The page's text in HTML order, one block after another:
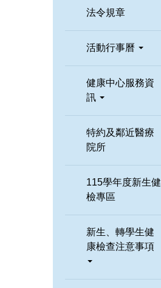
法令規章
活動行事曆
健康中心服務資
訊
特約及鄰近醫療
院所
115學年度新生健
檢專區
新生、轉學生健
康檢查注意事項